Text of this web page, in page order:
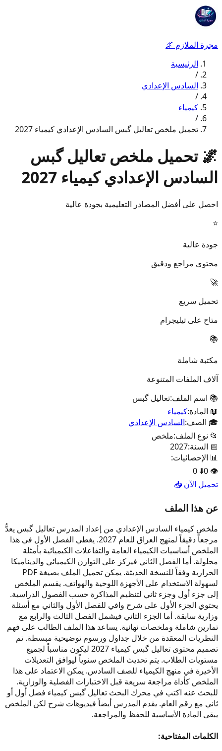
مجرة الملازم 🌌
الرئيسية
/
السادس الإعدادي
/
كيمياء
/
تحميل ملخص تعاليل گبس السادس الإعدادي كيمياء 2027
🌌 تحميل ملخص تعاليل گبس
السادس الإعدادي كيمياء 2027
احصل على أفضل المصادر التعليمية بجودة عالية
⭐
جودة عالية
محتوى مراجع ودقيق
🚀
تحميل سريع
متاح على تيليجرام
📚
مكتبة شاملة
آلاف الملفات المتنوعة
📚 اسم الملف:تعاليل گبس
📖 المادة:كيمياء
🎓 الصف:السادس الإعدادي
📂 نوع الملف:ملخص
📅 السنة:2027
📊 الإحصائيات:
👁️
0
⬇️
0
تحميل الآن 📥
عن هذا الملف
ملخص كيمياء السادس الإعدادي من إعداد المدرس تعاليل گبس يعدُّ
مرجعاً دقيقاً لمنهج العراق للعام 2027. يغطي الفصل الأول في هذا
الملخص أساسيات الكيمياء العامة والتفاعلات الكيميائية بأمثلة
محلولة. أما الفصل الثاني فيركز على التوازن الكيميائي والديناميكا
الحرارية وفقاً للنسخة الحديثة. يمكن تحميل الملف بصيغة PDF
لسهولة الاستخدام على الأجهزة اللوحية والهواتف. يقسم الملخص
إلى جزء أول وجزء ثاني لتنظيم المذاكرة حسب الفصول الدراسية.
يحتوي الجزء الأول على شرح وافي للفصل الأول والثاني مع أسئلة
وزارية سابقة. أما الجزء الثاني فيشمل الفصل الثالث والرابع مع
تمارين شاملة وملخصات نهائية. يساعد هذا الملف الطالب على فهم
النظريات المعقدة من خلال جداول ورسوم توضيحية مبسطة. تم
تصميم محتوى تعاليل گبس كيمياء 2027 ليكون مناسباً لجميع
مستويات الطلاب. يتم تحديث الملخص سنوياً ليوافق التعديلات
الأخيرة في منهج الكيمياء للصف السادس. يمكن الاعتماد على هذا
الملخص كأداة مراجعة سريعة قبل الاختبارات الفصلية والوزارية.
للبحث عنه اكتب في محرك البحث تعاليل گبس كيمياء فصل أول أو
ثاني مع رقم العام. يقدم المدرس أيضاً فيديوهات شرح لكن الملخص
يبقى المادة الأساسية للحفظ والمراجعة.
الكلمات المفتاحية: